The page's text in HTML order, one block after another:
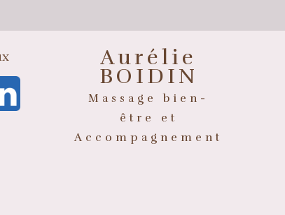
Aurélie
BOIDIN
Massage bien-
être et
Accompagnement